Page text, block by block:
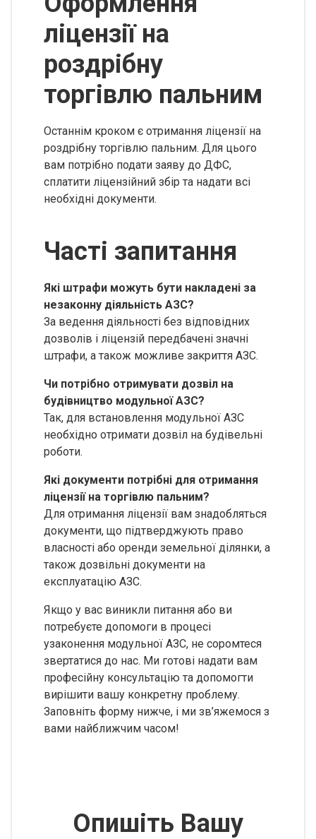
ліцензії на
роздрібну
торгівлю пальним
Останнім кроком є отримання ліцензії на
роздрібну торгівлю пальним. Для цього
вам потрібно подати заяву до ДФС,
сплатити ліцензійний збір та надати всі
необхідні документи.
Часті запитання
Які штрафи можуть бути накладені за
незаконну діяльність АЗС?
За ведення діяльності без відповідних
дозволів і ліцензій передбачені значні
штрафи, а також можливе закриття АЗС.
Чи потрібно отримувати дозвіл на
будівництво модульної АЗС?
Так, для встановлення модульної АЗС
необхідно отримати дозвіл на будівельні
роботи.
Які документи потрібні для отримання
ліцензії на торгівлю пальним?
Для отримання ліцензії вам знадобляться
документи, що підтверджують право
власності або оренди земельної ділянки, а
також дозвільні документи на
експлуатацію АЗС.
Якщо у вас виникли питання або ви
потребуєте допомоги в процесі
узаконення модульної АЗС, не соромтеся
звертатися до нас. Ми готові надати вам
професійну консультацію та допомогти
вирішити вашу конкретну проблему.
Заповніть форму нижче, і ми зв’яжемося з
вами найближчим часом!
Опишіть Вашу